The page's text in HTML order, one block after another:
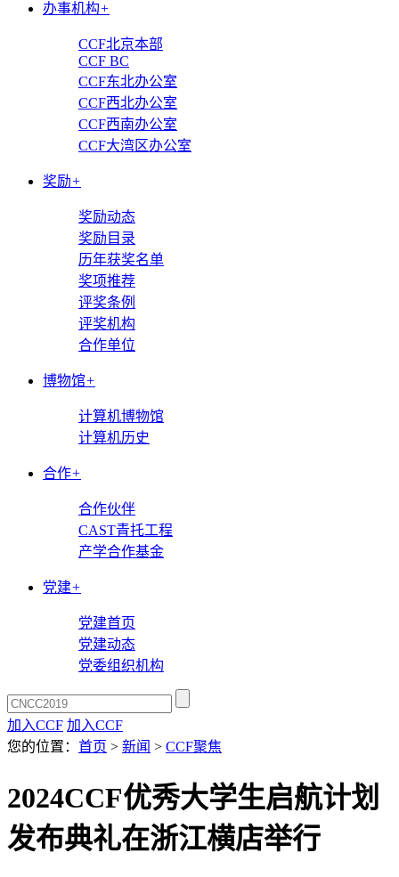
办事机构+
CCF北京本部
CCF BC
CCF东北办公室
CCF西北办公室
CCF西南办公室
CCF大湾区办公室
奖励+
奖励动态
奖励目录
历年获奖名单
奖项推荐
评奖条例
评奖机构
合作单位
博物馆+
计算机博物馆
计算机历史
合作+
合作伙伴
CAST青托工程
产学合作基金
党建+
党建首页
党建动态
党委组织机构
加入CCF 加入CCF
您的位置： 首页 > 新闻 > CCF聚焦
2024CCF优秀大学生启航计划
发布典礼在浙江横店举行